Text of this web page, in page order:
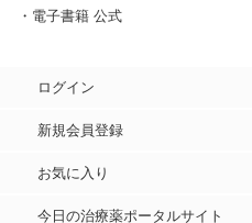
・電子書籍 公式
ログイン
新規会員登録
お気に入り
今日の治療薬ポータルサイト